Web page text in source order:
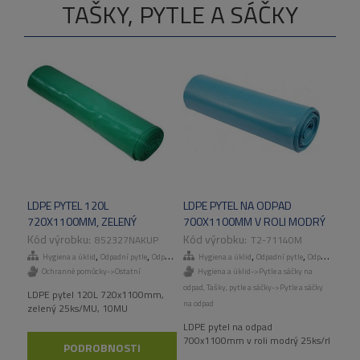
TAŠKY, PYTLE A SÁČKY
LDPE PYTEL 120L
720X1100MM, ZELENÝ
25KS/MU, 10MU852327NAKUP
Hygiena a úklid, Odpadní pytle, Odpadní pytle ,Tašky, pytle a sáčky
Ochranné pomůcky->Ostatní
LDPE pytel 120L 720x1100mm,
zelený 25ks/MU, 10MU
PODROBNOSTI
LDPE PYTEL NA ODPAD
700X1100MM V ROLI MODRÝ
25KS/RL
T2-71140M
Hygiena a úklid, Odpadní pytle, Odpadní pytle
Hygiena a úklid->Pytle a sáčky na
odpad Tašky, pytle a sáčky->Pytle a sáčky
na odpad
LDPE pytel na odpad
700x1100mm v roli modrý 25ks/rl